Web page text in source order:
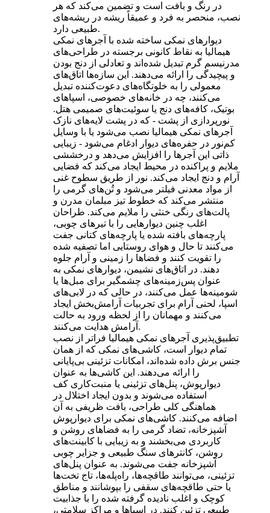
در رنگ و بافت است و تضمین می‌کند که هر
نصب، منحصر به فرد و عمیقاً ریشه در ریشه‌های
طبیعی دارد.
دیوارهای نمکی ساخته شده با آجرهای نمکی
هیمالیا به نقاط کانونی برجسته در طراحی‌های
مدرنیسم گرم تبدیل شده‌اند و تعادلی از دنج بودن
و پیچیدگی را ارائه می‌دهند. این سازه‌ها اتاق‌های
معمولی را به خلوتگاه‌های دعوت‌کننده تبدیل
می‌کنند، چه در خانه‌های خصوصی، اسپاهای
بوتیک، کافه‌های دنج یا سوئیت‌های صمیمی هتل.
نورپردازی از پشت - که در پشت لایه‌های نازک
آجرهای نمکی هیمالیا نصب می‌شود یا با وسایل
کم‌نور در حفره‌های دیوار ادغام می‌شود - زیبایی
ذاتی این آجرها را افزایش می‌دهد و درخششی
ملایم و پراکنده در محیط ایجاد می‌کند که فضایی
آرام و دنج ایجاد می‌کند. نور از طریق سطوح غنی
از مواد معدنی فیلتر می‌شود و تُن‌های گرمی را
منتشر می‌کند که خطوط تیز مبلمان مدرن و
پالت‌های رنگی خنثی را ملایم می‌کند. طراحان
اغلب چنین دیوارهایی را با تیرهای چوبی،
پارچه‌های بافته شده یا پارچه‌های کتانی جفت
می‌کنند تا حال و هوای روستایی اما تصفیه شده
را تقویت کنند و فضاها را زمینی و آرام جلوه
دهند. در اتاق‌های نشیمن، دیوارهای نمکی به
عنوان پس‌زمینه‌های چشمگیر برای مبل‌ها یا
شومینه‌ها عمل می‌کنند، در حالی که در لابی‌های
اسپا، لحنی آرام برای تجربیات آرامش‌بخش ایجاد
می‌کنند و مهمانان را از لحظه ورود به حالت
آرامش هدایت می‌کنند.
تطبیق‌پذیری آجرهای نمکی هیمالیا فراتر از نصب
تمام دیوار است، کاشی‌های نمکی که از همان
جنس برش داده شده‌اند، امکانات تزئینی بی‌پایانی
را ارائه می‌دهند. این کاشی‌ها به عنوان
دیوارپوش، پنل‌های تزئینی یا منبت‌کاری کف
استفاده می‌شوند و بدون ایجاد اختلال در
هماهنگی کلی طراحی، بافت ظریفی به آن
اضافه می‌کنند. کاشی‌های نمکی برای دیوارپوش
آشپزخانه، تضاد گرمی را به فضاهای روشن و
کاربردی می‌بخشند و به زیبایی با کابینت‌های
روشن، کانترهای سنگ طبیعی و جزایر چوبی
آشپزخانه جفت می‌شوند. به عنوان پنل‌های
تزئینی، می‌توانند طاقچه‌ها، راه‌پله‌ها، تاج تخت‌ها
یا حتی طاقچه‌های سقفی را بپوشانند و مناطق
کوچک و اغلب نادیده گرفته شده را با جذابیت
طبیعی تزئین کنند. در اسپاها و مراکز سلامتی،